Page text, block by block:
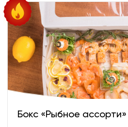
Бокс «Рыбное ассорти»